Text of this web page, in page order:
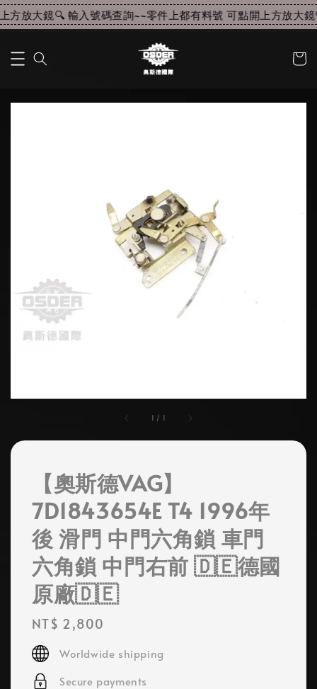
方放大鏡🔍 輸入號碼查詢~~零件上都有料號 可點開上方放大鏡
1 / 1
【奧斯德VAG】
7D1843654E T4 1996年
後 滑門 中門六角鎖 車門
六角鎖 中門右前 🇩🇪德國
原廠🇩🇪
Regular
price
NT$ 2,800
Worldwide shipping
Secure payments